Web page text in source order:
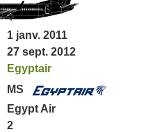
1 janv. 2011
27 sept. 2012
Egyptair
MS
Egypt Air
2